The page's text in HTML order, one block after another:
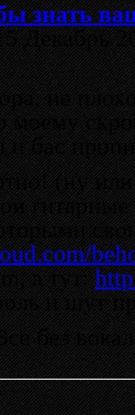
знать
Декабрь
не
моему
и бас
(ну
а тут:
и шут
без